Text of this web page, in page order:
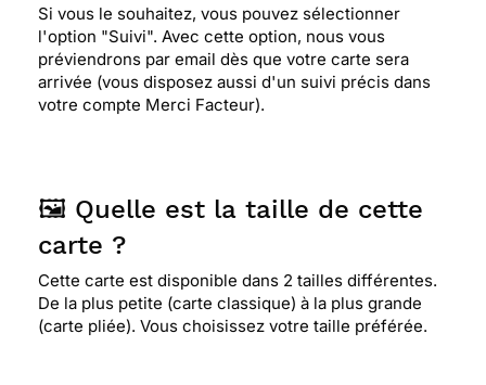
Si vous le souhaitez, vous pouvez sélectionner
l'option "Suivi". Avec cette option, nous vous
préviendrons par email dès que votre carte sera
arrivée (vous disposez aussi d'un suivi précis dans
votre compte Merci Facteur).
🖼️ Quelle est la taille de cette
carte ?
Cette carte est disponible dans 2 tailles différentes.
De la plus petite (carte classique) à la plus grande
(carte pliée). Vous choisissez votre taille préférée.